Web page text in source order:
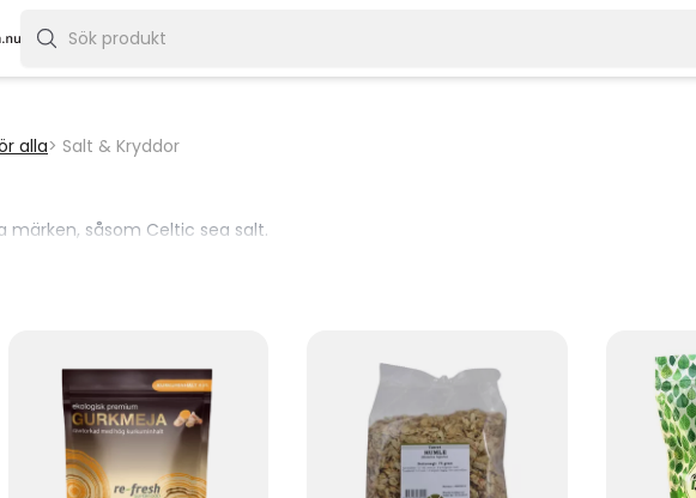
alla Salt & Kryddor
märken, såsom Celtic sea salt.